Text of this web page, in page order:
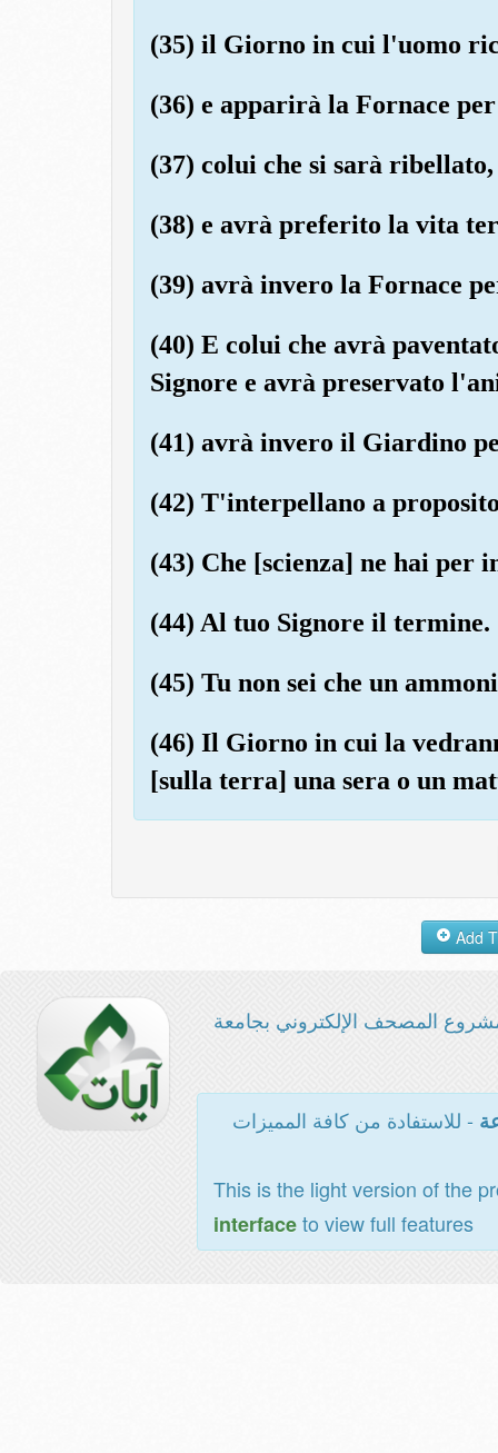
(35) il Giorno in cui l'uomo
(36) e apparirà la Fornace
(37) colui che si sarà ribellato,
(38) e avrà preferito la vita
(39) avrà invero la Fornace
(40) E colui che avrà
Signore e avrà preservato
(41) avrà invero il Giardino
(42) T'interpellano a
(43) Che [scienza] ne hai per
(44) Al tuo Signore il termine.
(45) Tu non sei che un
(46) Il Giorno in cui la
[sulla terra] una sera o un
المصحف الإلكتروني بجامعة
- للاستفادة من كافة المميزات
This is the light version of the
interfaceto view full features